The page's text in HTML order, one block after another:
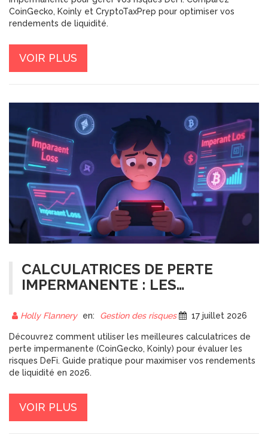
CoinGecko, Koinly et CryptoTaxPrep pour optimiser vos
rendements de liquidité.
VOIR PLUS
CALCULATRICES DE PERTE
IMPERMANENTE : LES
2026
Holly Flannery en: Gestion des risques 17 juillet 2026
Découvrez comment utiliser les meilleures calculatrices de
perte impermanente (CoinGecko, Koinly) pour évaluer les
risques DeFi. Guide pratique pour maximiser vos rendements
de liquidité en 2026.
VOIR PLUS